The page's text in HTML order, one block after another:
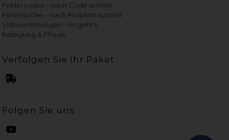
Fehlercodes – nach Code suchen
Fehlersuche – nach Problem suchen
Videoanleitungen – so geht’s
Reinigung & Pflege
Verfolgen Sie Ihr Paket
Folgen Sie uns